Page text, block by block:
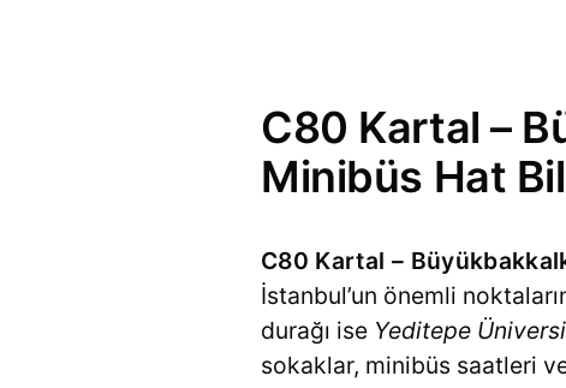
C80 Kartal –
Minibüs Hat
C80 Kartal –
İstanbul’un önemli
durağı ise Yeditepe
sokaklar, minibüs saatleri